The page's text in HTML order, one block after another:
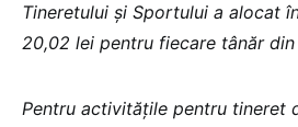
Tineretului și Sportului a alocat
20,02 lei pentru fiecare tânăr
Pentru activitățile pentru tineret